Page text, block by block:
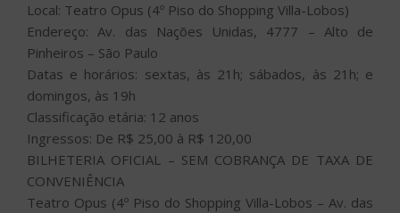
Local: Teatro Opus (4º Piso do Shopping Villa-Lobos)
Endereço: Av. das Nações Unidas, 4777 – Alto de
Pinheiros – São Paulo
Datas e horários: sextas, às 21h; sábados, às 21h; e
domingos, às 19h
Classificação etária: 12 anos
Ingressos: De R$ 25,00 à R$ 120,00
BILHETERIA OFICIAL – SEM COBRANÇA DE TAXA DE
CONVENIÊNCIA
Teatro Opus (4º Piso do Shopping Villa-Lobos – Av. das